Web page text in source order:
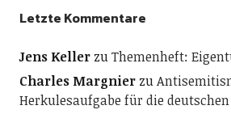
Letzte Kommentare
Jens KellerzuThemenheft:
Charles Margnierzu
Herkulesaufgabe für die